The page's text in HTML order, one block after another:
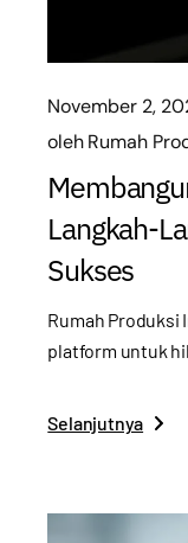
November 2,
olehRumah
Langkah-
Sukses
Rumah Produksi
platform untuk
Selanjutnya